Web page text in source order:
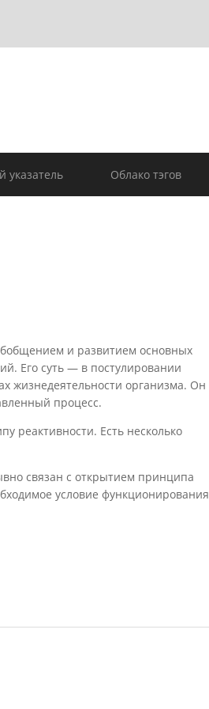
указатель Облако тэгов
и развитием основных
Его суть — в постулировании
жизнедеятельности организма. Он
процесс.
реактивности. Есть несколько
связан с открытием принципа
условие функционирования